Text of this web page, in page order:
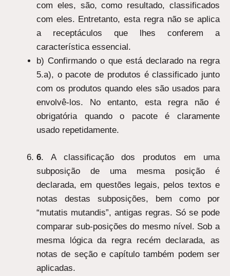
com eles, são, como resultado, classificados
com eles. Entretanto, esta regra não se aplica
a receptáculos que lhes conferem a
característica essencial.
b) Confirmando o que está declarado na regra
5.a), o pacote de produtos é classificado junto
com os produtos quando eles são usados para
envolvê-los. No entanto, esta regra não é
obrigatória quando o pacote é claramente
usado repetidamente.
6. A classificação dos produtos em uma
subposição de uma mesma posição é
declarada, em questões legais, pelos textos e
notas destas subposições, bem como por
“mutatis mutandis”, antigas regras. Só se pode
comparar sub-posições do mesmo nível. Sob a
mesma lógica da regra recém declarada, as
notas de seção e capítulo também podem ser
aplicadas.